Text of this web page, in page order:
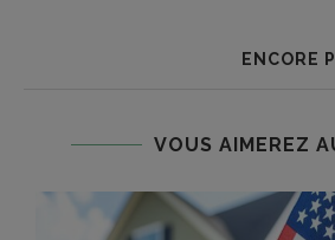
ENCORE
VOUS AIMEREZ